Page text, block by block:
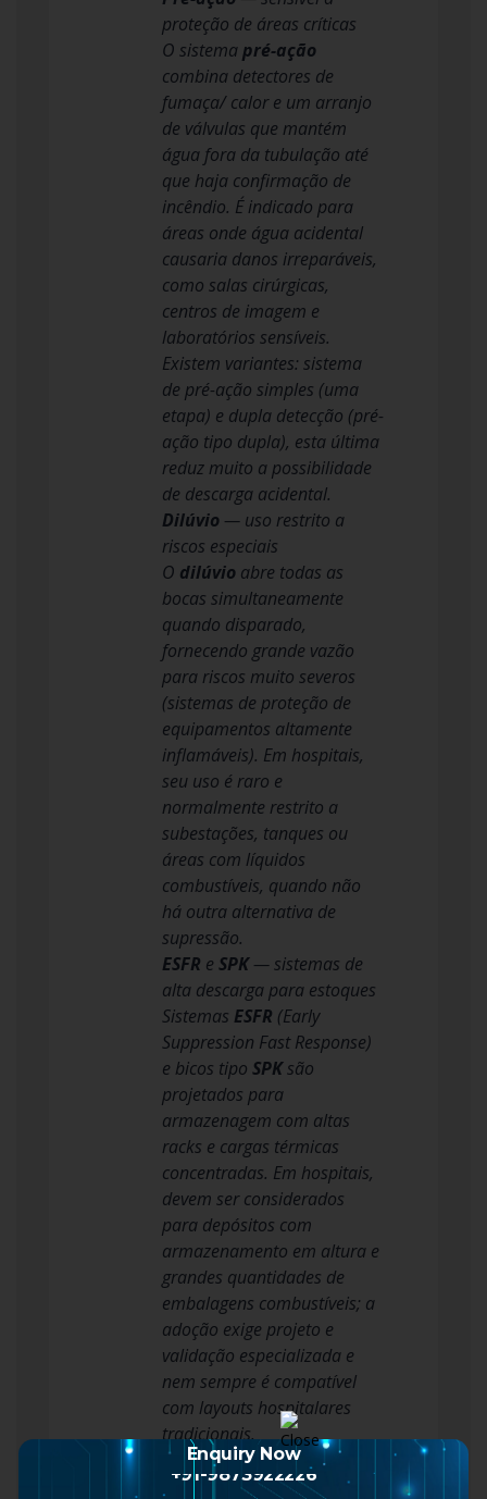
proteção de áreas críticas
O sistemapré-ação
combina detectores de
fumaça/ calor e um arranjo
de válvulas que mantém
água fora da tubulação até
que haja confirmação de
incêndio. É indicado para
áreas onde água acidental
causaria danos irreparáveis,
como salas cirúrgicas,
centros de imagem e
laboratórios sensíveis.
Existem variantes: sistema
de pré-ação simples (uma
etapa) e dupla detecção (pré-
ação tipo dupla), esta última
reduz muito a possibilidade
de descarga acidental.
Dilúvio — uso restrito a
riscos especiais
O dilúvio abre todas as
bocas simultaneamente
quando disparado,
fornecendo grande vazão
para riscos muito severos
(sistemas de proteção de
equipamentos altamente
inflamáveis). Em hospitais,
seu uso é raro e
normalmente restrito a
subestações, tanques ou
áreas com líquidos
combustíveis, quando não
há outra alternativa de
supressão.
ESFR e SPK— sistemas de
alta descarga para estoques
Sistemas ESFR (Early
Suppression Fast Response)
e bicos tipo SPKsão
projetados para
armazenagem com altas
racks e cargas térmicas
concentradas. Em hospitais,
devem ser considerados
para depósitos com
armazenamento em altura e
grandes quantidades de
embalagens combustíveis; a
adoção exige projeto e
validação especializada e
nem sempre é compatível
com layouts hospitalares
tradicionais.
Critérios de projeto
hidráulico: como garantir
Enquiry Now
+91-9873922226